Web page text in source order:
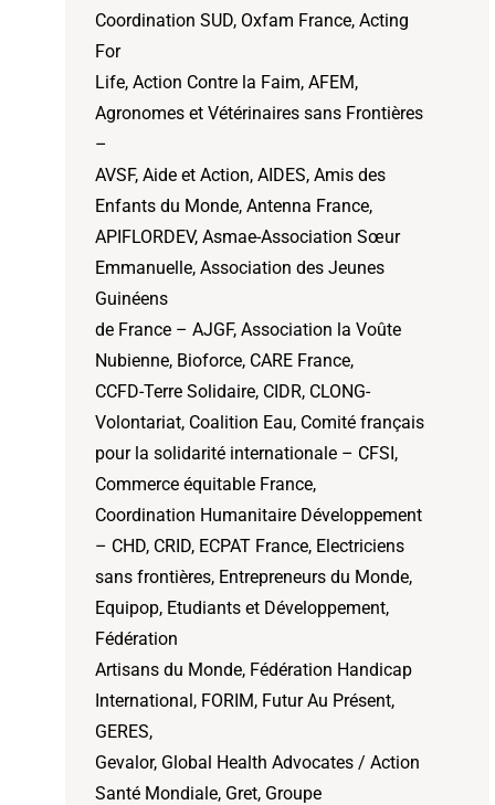
Coordination SUD, Oxfam France, Acting
For
Life, Action Contre la Faim, AFEM,
Agronomes et Vétérinaires sans Frontières
–
AVSF, Aide et Action, AIDES, Amis des
Enfants du Monde, Antenna France,
APIFLORDEV, Asmae-Association Sœur
Emmanuelle, Association des Jeunes
Guinéens
de France – AJGF, Association la Voûte
Nubienne, Bioforce, CARE France,
CCFD-Terre Solidaire, CIDR, CLONG-
Volontariat, Coalition Eau, Comité français
pour la solidarité internationale – CFSI,
Commerce équitable France,
Coordination Humanitaire Développement
– CHD, CRID, ECPAT France, Electriciens
sans frontières, Entrepreneurs du Monde,
Equipop, Etudiants et Développement,
Fédération
Artisans du Monde, Fédération Handicap
International, FORIM, Futur Au Présent,
GERES,
Gevalor, Global Health Advocates / Action
Santé Mondiale, Gret, Groupe